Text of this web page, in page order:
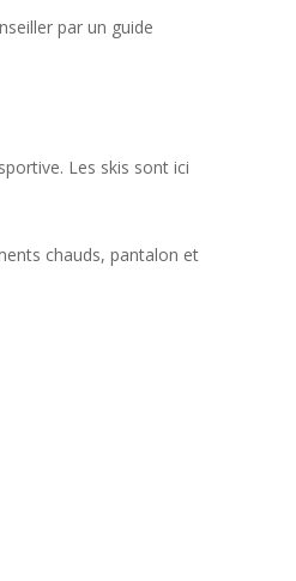
par un guide
Les skis sont ici
chauds, pantalon et